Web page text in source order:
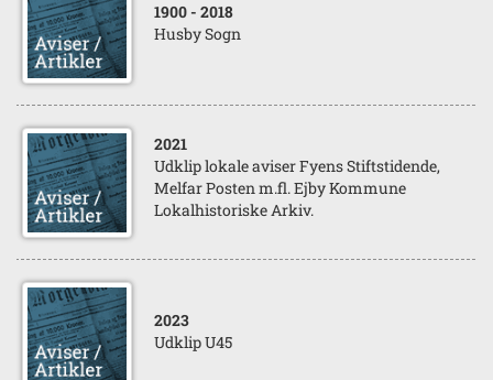
1900 - 2018
Husby Sogn
2021
Udklip lokale aviser Fyens Stiftstidende,
Melfar Posten m.fl. Ejby Kommune
Lokalhistoriske Arkiv.
2023
Udklip U45